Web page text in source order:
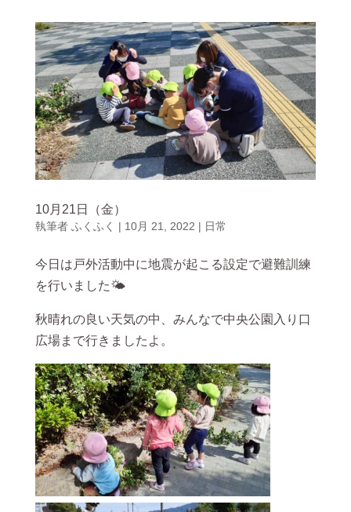
10月21日（金）
執筆者 ふくふく | 10月 21, 2022 | 日常
今日は戸外活動中に地震が起こる設定で避難訓練
を行いました🌤
秋晴れの良い天気の中、みんなで中央公園入り口
広場まで行きましたよ。